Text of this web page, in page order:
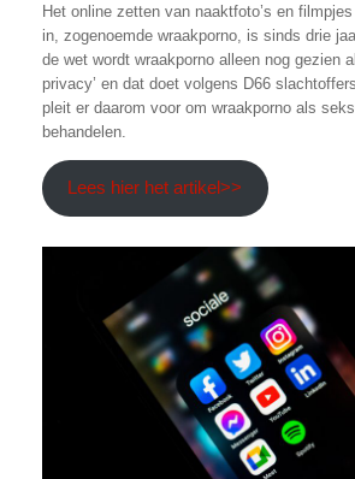
Het online zetten van naaktfoto’s en
in, zogenoemde wraakporno, is sinds drie
de wet wordt wraakporno alleen nog gezien
privacy’ en dat doet volgens D66
pleit er daarom voor om wraakporno als
behandelen.
Lees hier het artikel>>